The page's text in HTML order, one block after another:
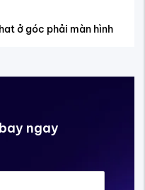
ở góc phải màn hình
ngay